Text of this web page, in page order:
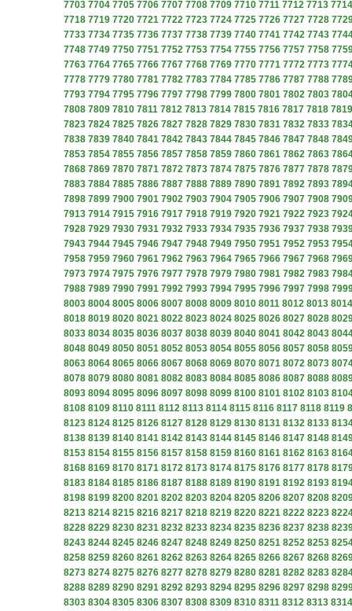
7703 7704 7705 7706 7707 7708 7709 7710 7711 7712 7713 7714
7718 7719 7720 7721 7722 7723 7724 7725 7726 7727 7728
7733 7734 7735 7736 7737 7738 7739 7740 7741 7742 7743
7748 7749 7750 7751 7752 7753 7754 7755 7756 7757 7758
7763 7764 7765 7766 7767 7768 7769 7770 7771 7772 7773
7778 7779 7780 7781 7782 7783 7784 7785 7786 7787 7788
7793 7794 7795 7796 7797 7798 7799 7800 7801 7802 7803
7808 7809 7810 7811 7812 7813 7814 7815 7816 7817 7818 7819
7823 7824 7825 7826 7827 7828 7829 7830 7831 7832 7833
7838 7839 7840 7841 7842 7843 7844 7845 7846 7847 7848
7853 7854 7855 7856 7857 7858 7859 7860 7861 7862 7863
7868 7869 7870 7871 7872 7873 7874 7875 7876 7877 7878
7883 7884 7885 7886 7887 7888 7889 7890 7891 7892 7893
7898 7899 7900 7901 7902 7903 7904 7905 7906 7907 7908
7913 7914 7915 7916 7917 7918 7919 7920 7921 7922 7923
7928 7929 7930 7931 7932 7933 7934 7935 7936 7937 7938
7943 7944 7945 7946 7947 7948 7949 7950 7951 7952 7953
7958 7959 7960 7961 7962 7963 7964 7965 7966 7967 7968
7973 7974 7975 7976 7977 7978 7979 7980 7981 7982 7983
7988 7989 7990 7991 7992 7993 7994 7995 7996 7997 7998
8003 8004 8005 8006 8007 8008 8009 8010 8011 8012 8013 8014
8018 8019 8020 8021 8022 8023 8024 8025 8026 8027 8028
8033 8034 8035 8036 8037 8038 8039 8040 8041 8042 8043
8048 8049 8050 8051 8052 8053 8054 8055 8056 8057 8058
8063 8064 8065 8066 8067 8068 8069 8070 8071 8072 8073
8078 8079 8080 8081 8082 8083 8084 8085 8086 8087 8088
8093 8094 8095 8096 8097 8098 8099 8100 8101 8102 8103
8108 8109 8110 8111 8112 8113 8114 8115 8116 8117 8118 8119
8123 8124 8125 8126 8127 8128 8129 8130 8131 8132 8133
8138 8139 8140 8141 8142 8143 8144 8145 8146 8147 8148
8153 8154 8155 8156 8157 8158 8159 8160 8161 8162 8163
8168 8169 8170 8171 8172 8173 8174 8175 8176 8177 8178
8183 8184 8185 8186 8187 8188 8189 8190 8191 8192 8193
8198 8199 8200 8201 8202 8203 8204 8205 8206 8207 8208
8213 8214 8215 8216 8217 8218 8219 8220 8221 8222 8223
8228 8229 8230 8231 8232 8233 8234 8235 8236 8237 8238
8243 8244 8245 8246 8247 8248 8249 8250 8251 8252 8253
8258 8259 8260 8261 8262 8263 8264 8265 8266 8267 8268
8273 8274 8275 8276 8277 8278 8279 8280 8281 8282 8283
8288 8289 8290 8291 8292 8293 8294 8295 8296 8297 8298
8303 8304 8305 8306 8307 8308 8309 8310 8311 8312 8313 8314